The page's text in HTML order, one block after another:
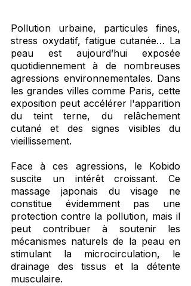
Pollution urbaine, particules fines,
stress oxydatif, fatigue cutanée… La
peau est aujourd’hui exposée
quotidiennement à de nombreuses
agressions environnementales. Dans
les grandes villes comme Paris, cette
exposition peut accélérer l'apparition
du teint terne, du relâchement
cutané et des signes visibles du
vieillissement.
Face à ces agressions, le Kobido
suscite un intérêt croissant. Ce
massage japonais du visage ne
constitue évidemment pas une
protection contre la pollution, mais il
peut contribuer à soutenir les
mécanismes naturels de la peau en
stimulant la microcirculation, le
drainage des tissus et la détente
musculaire.